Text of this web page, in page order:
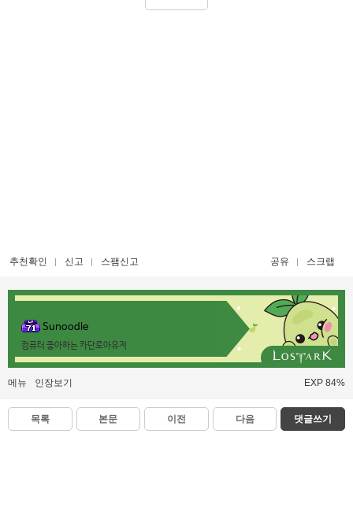
추천확인 신고 스팸신고 공유 스크랩
Sunoodle
컴퓨터 좋아하는 카단로아유저
메뉴 인장보기 EXP 84%
목록 본문 이전 다음 댓글쓰기